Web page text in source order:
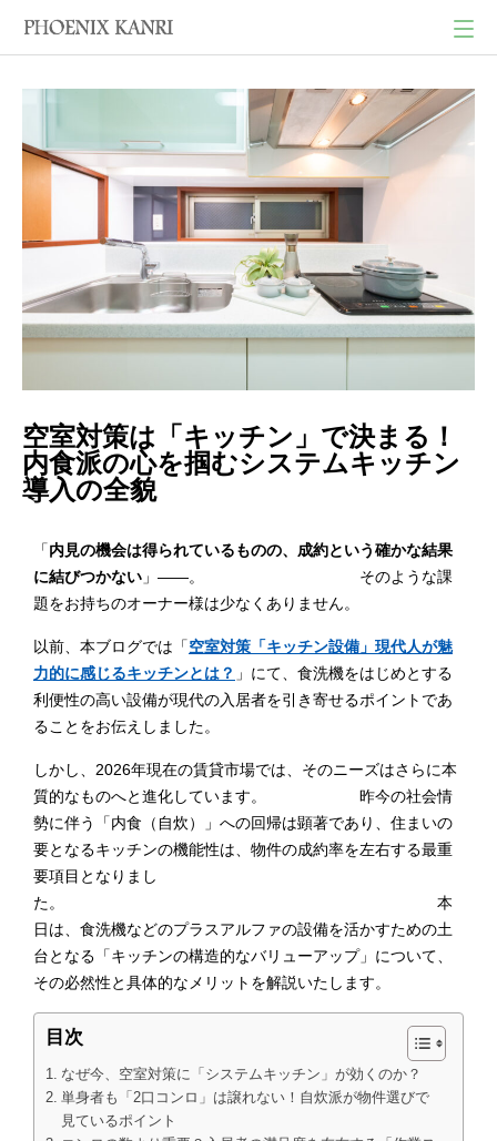
空室対策は「キッチン」で決まる！
内食派の心を掴むシステムキッチン
導入の全貌
「内見の機会は得られているものの、成約という確かな結果
に結びつかない 」――。 そのような課
題をお持ちのオーナー様は少なくありません。
以前、本ブログでは「空室対策「キッチン設備」現代人が魅
力的に感じるキッチンとは？ 」にて、食洗機をはじめとする
利便性の高い設備が現代の入居者を引き寄せるポイントであ
ることをお伝えしました。
しかし、2026年現在の賃貸市場では、そのニーズはさらに本
質的なものへと進化しています。 昨今の社会情
勢に伴う「内食（自炊）」への回帰は顕著であり、住まいの
要となるキッチンの機能性は、物件の成約率を左右する最重
要項目となりまし
た。 本
日は、食洗機などのプラスアルファの設備を活かすための土
台となる「キッチンの構造的なバリューアップ」について、
その必然性と具体的なメリットを解説いたします。
目次
なぜ今、空室対策に「システムキッチン」が効くのか？
単身者も「2口コンロ」は譲れない！自炊派が物件選びで
見ているポイント